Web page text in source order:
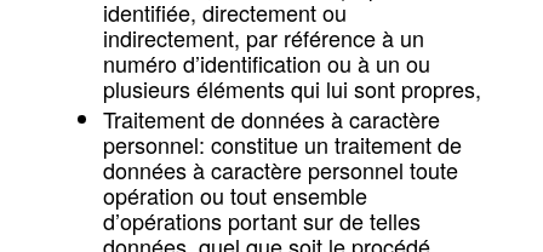
identifiée, directement ou
indirectement, par référence à un
numéro d’identification ou à un ou
plusieurs éléments qui lui sont propres,
Traitement de données à caractère
personnel: constitue un traitement de
données à caractère personnel toute
opération ou tout ensemble
d’opérations portant sur de telles
données, quel que soit le procédé